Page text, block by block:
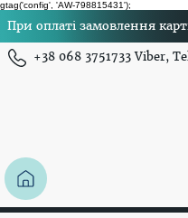
gtag('config', 'AW-798815431');
При оплаті замовлення
+38 068 3751733 Viber,